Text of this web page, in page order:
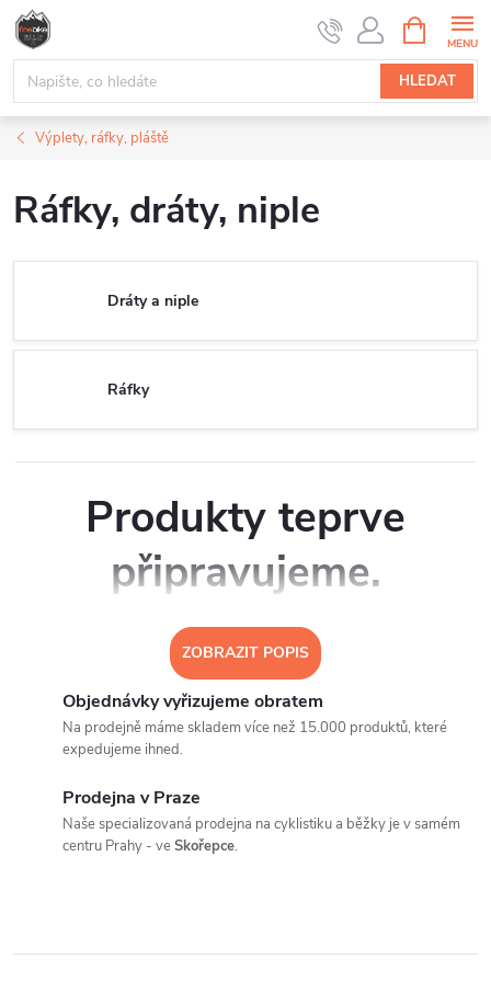
Přejít
obsah
HLEDAT
NÁKUPNÍ
KOŠÍK
Výplety, ráfky, pláště
Ráfky, dráty, niple
Dráty a niple
Ráfky
Produkty teprve
připravujeme.
Můžete se ale podívat na ostatní kategorie.
ZPĚT DO OBCHODU
ZOBRAZIT POPIS
Objednávky vyřizujeme obratem
Na prodejně máme skladem více než 15.000 produktů, které
expedujeme ihned.
Prodejna v Praze
Naše specializovaná prodejna na cyklistiku a běžky je v samém
centru Prahy - veSkořepce.